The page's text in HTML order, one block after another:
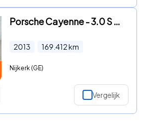
Porsche Cayenne - 3.0 S Hybrid Burmester 21inch Trekhk
2013 169.412km
Nijkerk (GE)
Vergelijk